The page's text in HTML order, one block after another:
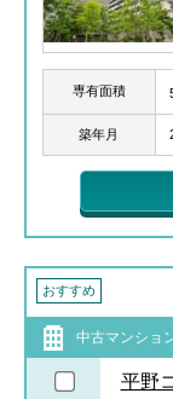
専有面積
築年月
おすすめ
中古マンショ
平野